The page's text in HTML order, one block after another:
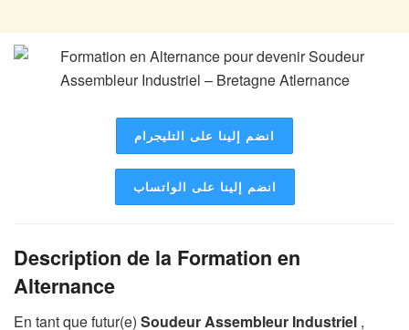
انضم إلينا على التليجرام
انضم إلينا على الواتساب
Description de la Formation en
Alternance
En tant que futur(e) Soudeur Assembleur Industriel ,